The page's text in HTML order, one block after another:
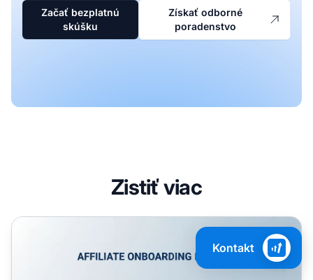
Začať bezplatnú
skúšku
Získať odborné
poradenstvo
Zistiť viac
Ako aktivovať partnerov: Kompletná onboarding &
Kontakt